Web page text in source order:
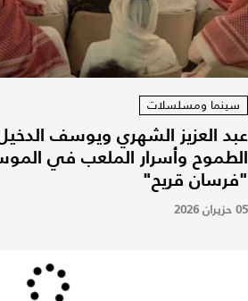
سينما ومسلسلات
عبد العزيز الشهري ويوسف
الطموح وأسرار الملعب في
"فرسان قريح"
05 حزيران 2026